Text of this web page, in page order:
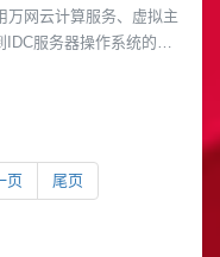
万网云计算服务、虚拟主
服务器操作系统的正
页 尾页